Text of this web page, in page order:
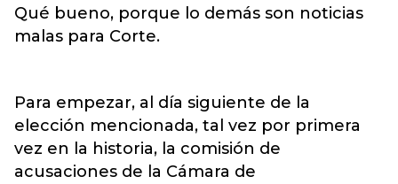
Qué bueno, porque lo demás son noticias
malas para Corte.
Para empezar, al día siguiente de la
elección mencionada, tal vez por primera
vez en la historia, la comisión de
acusaciones de la Cámara de